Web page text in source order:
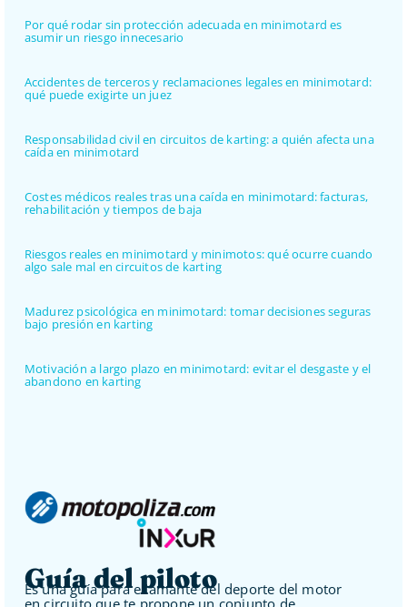
Por qué rodar sin protección adecuada en minimotard es
asumir un riesgo innecesario
Accidentes de terceros y reclamaciones legales en minimotard:
qué puede exigirte un juez
Responsabilidad civil en circuitos de karting: a quién afecta una
caída en minimotard
Costes médicos reales tras una caída en minimotard: facturas,
rehabilitación y tiempos de baja
Riesgos reales en minimotard y minimotos: qué ocurre cuando
algo sale mal en circuitos de karting
Madurez psicológica en minimotard: tomar decisiones seguras
bajo presión en karting
Motivación a largo plazo en minimotard: evitar el desgaste y el
abandono en karting
Guía del piloto
Es una guía para el amante del deporte del motor